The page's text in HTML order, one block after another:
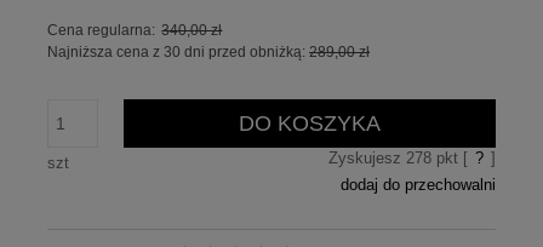
Cena regularna: 340,00 zł
Najniższa cena z 30 dni przed obniżką: 289,00 zł
szt
DO KOSZYKA
Zyskujesz 278pkt [ ? ]
dodaj do przechowalni